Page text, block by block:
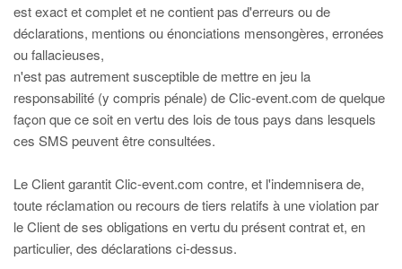
est exact et complet et ne contient pas d'erreurs ou de
déclarations, mentions ou énonciations mensongères, erronées
ou fallacieuses,
n'est pas autrement susceptible de mettre en jeu la
responsabilité (y compris pénale) de Clic-event.com de quelque
façon que ce soit en vertu des lois de tous pays dans lesquels
ces SMS peuvent être consultées.
Le Client garantit Clic-event.com contre, et l'indemnisera de,
toute réclamation ou recours de tiers relatifs à une violation par
le Client de ses obligations en vertu du présent contrat et, en
particulier, des déclarations ci-dessus.